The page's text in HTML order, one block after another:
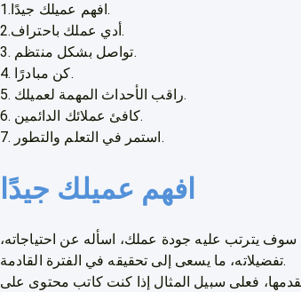
1.افهم عميلك جيدًا.
2.أدي عملك باحتراف.
3. تواصل بشكل منتظم.
4. كن مبادرًا.
5. راقب الأحداث المهمة لعميلك.
6. كافئ عملائك الدائمين.
7. استمر في التعلم والتطور.
افهم عميلك جيدًا
يترتب عليه جودة عملك، اسأله عن احتياجاته،
تفضيلاته، ما يسعى إلى تحقيقه في الفترة القادمة.
فعلى سبيل المثال إذا كنت كاتب محتوى على